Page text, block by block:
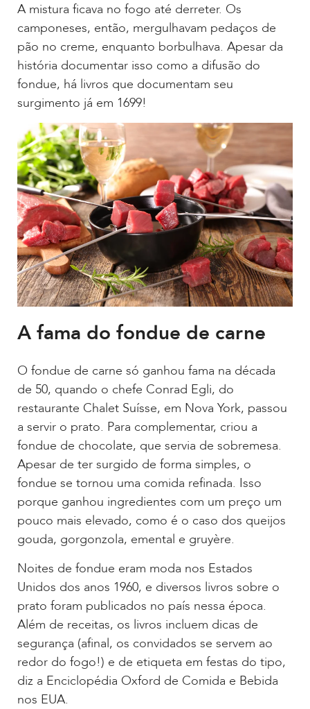
A mistura ficava no fogo até derreter. Os
camponeses, então, mergulhavam pedaços de
pão no creme, enquanto borbulhava. Apesar da
história documentar isso como a difusão do
fondue, há livros que documentam seu
surgimento já em 1699!
A fama do fondue de carne
O fondue de carne só ganhou fama na década
de 50, quando o chefe Conrad Egli, do
restaurante Chalet Suísse, em Nova York, passou
a servir o prato. Para complementar, criou a
fondue de chocolate, que servia de sobremesa.
Apesar de ter surgido de forma simples, o
fondue se tornou uma comida refinada. Isso
porque ganhou ingredientes com um preço um
pouco mais elevado, como é o caso dos queijos
gouda, gorgonzola, emental e gruyère.
Noites de fondue eram moda nos Estados
Unidos dos anos 1960, e diversos livros sobre o
prato foram publicados no país nessa época.
Além de receitas, os livros incluem dicas de
segurança (afinal, os convidados se servem ao
redor do fogo!) e de etiqueta em festas do tipo,
diz a Enciclopédia Oxford de Comida e Bebida
nos EUA.